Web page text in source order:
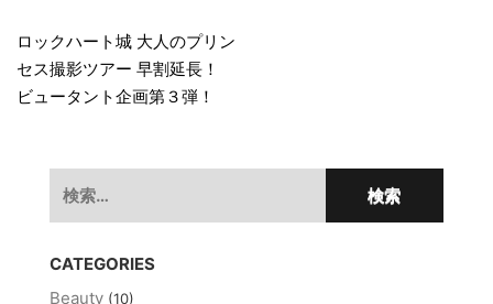
稿
ナ
ロックハート城 大人のプリン
セス撮影ツアー 早割延長！
ビュータント企画第３弾！
索:
CATEGORIES
Beauty (10)